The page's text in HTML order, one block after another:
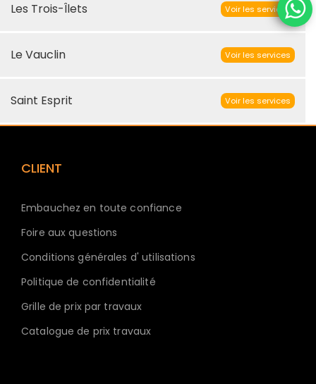
Les Trois-Îlets Voir les services
Le Vauclin Voir les services
Saint Esprit Voir les services
CLIENT
Embauchez en toute confiance
Foire aux questions
Conditions générales d' utilisations
Politique de confidentialité
Grille de prix par travaux
Catalogue de prix travaux